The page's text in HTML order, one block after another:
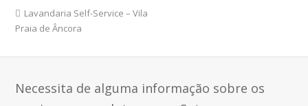
Lavandaria Self-Service – Vila
Praia de Âncora
Necessita de alguma informação sobre os